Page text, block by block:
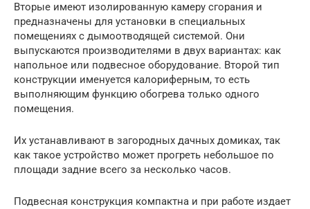
Вторые имеют изолированную камеру сгорания и
предназначены для установки в специальных
помещениях с дымоотводящей системой. Они
выпускаются производителями в двух вариантах: как
напольное или подвесное оборудование. Второй тип
конструкции именуется калориферным, то есть
выполняющим функцию обогрева только одного
помещения.
Их устанавливают в загородных дачных домиках, так
как такое устройство может прогреть небольшое по
площади задние всего за несколько часов.
Подвесная конструкция компактна и при работе издает